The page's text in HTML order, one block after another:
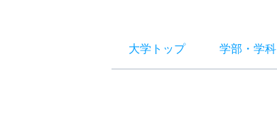
大学トップ 学部 ・ 学科